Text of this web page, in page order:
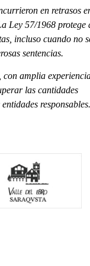
en retrasos
Ley 57/1968 protege
incluso cuando no
sentencias.
con amplia
las cantidades
responsables.